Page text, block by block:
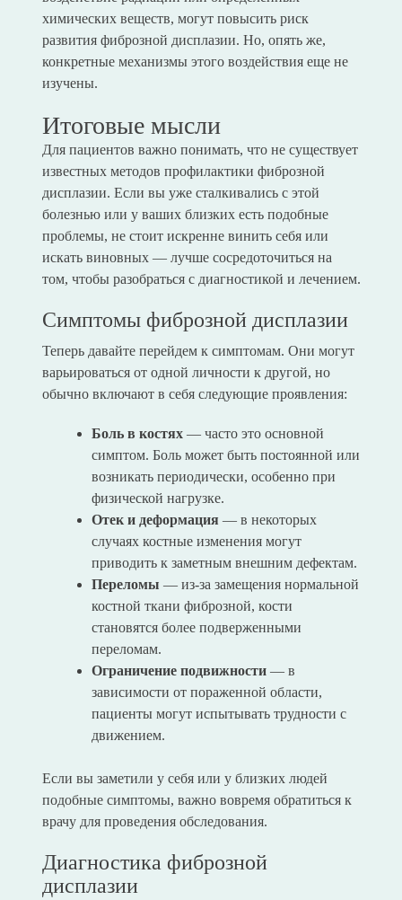
химических веществ, могут повысить риск
развития фиброзной дисплазии. Но, опять же,
конкретные механизмы этого воздействия еще не
изучены.
Итоговые мысли
Для пациентов важно понимать, что не существует
известных методов профилактики фиброзной
дисплазии. Если вы уже сталкивались с этой
болезнью или у ваших близких есть подобные
проблемы, не стоит искренне винить себя или
искать виновных — лучше сосредоточиться на
том, чтобы разобраться с диагностикой и лечением.
Симптомы фиброзной дисплазии
Теперь давайте перейдем к симптомам. Они могут
варьироваться от одной личности к другой, но
обычно включают в себя следующие проявления:
Боль в костях— часто это основной
симптом. Боль может быть постоянной или
возникать периодически, особенно при
физической нагрузке.
Отек и деформация — в некоторых
случаях костные изменения могут
приводить к заметным внешним дефектам.
Переломы — из-за замещения нормальной
костной ткани фиброзной, кости
становятся более подверженными
переломам.
Ограничение подвижности— в
зависимости от пораженной области,
пациенты могут испытывать трудности с
движением.
Если вы заметили у себя или у близких людей
подобные симптомы, важно вовремя обратиться к
врачу для проведения обследования.
Диагностика фиброзной
дисплазии